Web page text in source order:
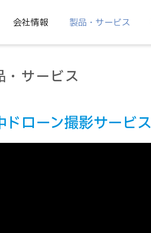
会社情報 製品・サービス
・サービス
ドローン撮影サービス